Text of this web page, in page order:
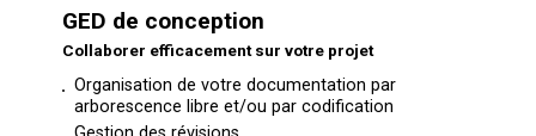
GED de conception
Collaborer efficacement sur votre projet
Organisation de votre documentation par
arborescence libre et/ou par codification